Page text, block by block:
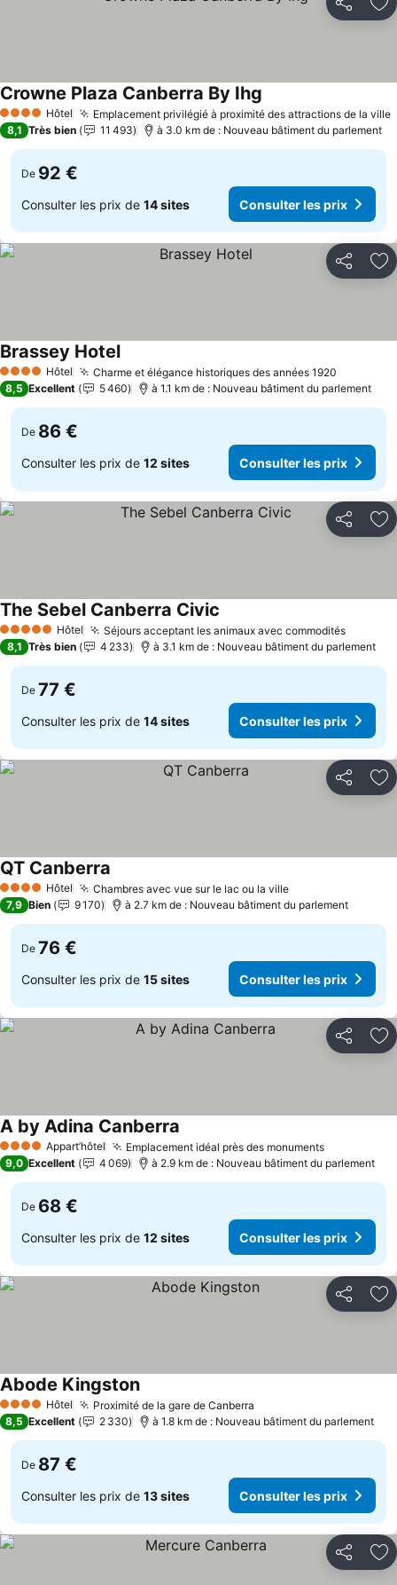
Partager
4 Étoiles Hôtel Emplacement privilégié à proximité des attractions de la ville
Crowne Plaza Canberra By Ihg
8,1 Très bien 11 493 à 3.0 km de : Nouveau bâtiment du parlement
De 92 €
Consulter les prix de 14 sites Consulter les prix
Partager
4 Étoiles Hôtel Charme et élégance historiques des années 1920
Brassey HotelConsulter les prix
8,5 Excellent 5 460 à 1.1 km de : Nouveau bâtiment du parlement
De 86 €
Consulter les prix de 12 sites Consulter les prix
Partager
5 Étoiles Hôtel Séjours acceptant les animaux avec commodités
The Sebel Canberra Civic
8,1 Très bien 4 233 à 3.1 km de : Nouveau bâtiment du parlement
De 77 €
Consulter les prix de 14 sites Consulter les prix
Partager
4 Étoiles Hôtel Chambres avec vue sur le lac ou la villeConsulter les
QT Canberra
7,9 Bien 9 170 à 2.7 km de : Nouveau bâtiment du parlement
De 76 €
Consulter les prix de 15 sites Consulter les prix
Partager
4 Étoiles Appart’hôtel Emplacement idéal près des monumentsConsulter
A by Adina Canberra
9,0 Excellent 4 069 à 2.9 km de : Nouveau bâtiment du parlement
De 68 €
Consulter les prix de 12 sites Consulter les prix
Partager
4 Étoiles Hôtel Proximité de la gare de Canberra
Abode KingstonConsulter les prix
8,5 Excellent 2 330 à 1.8 km de : Nouveau bâtiment du parlement
De 87 €
Consulter les prix de 13 sites Consulter les prix
Partager